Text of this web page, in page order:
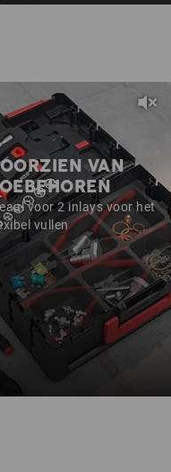
VAN
voor 2 inlays voor het
vullen